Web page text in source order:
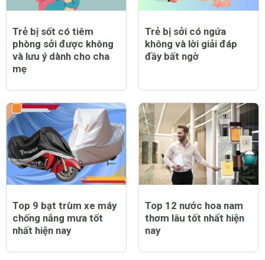
Trẻ bị sốt có tiêm
phòng sởi được không
và lưu ý dành cho cha
mẹ
Trẻ bị sởi có ngứa
không và lời giải đáp
đầy bất ngờ
Top 9 bạt trùm xe máy
chống nắng mưa tốt
nhất hiện nay
Top 12 nước hoa nam
thơm lâu tốt nhất hiện
nay